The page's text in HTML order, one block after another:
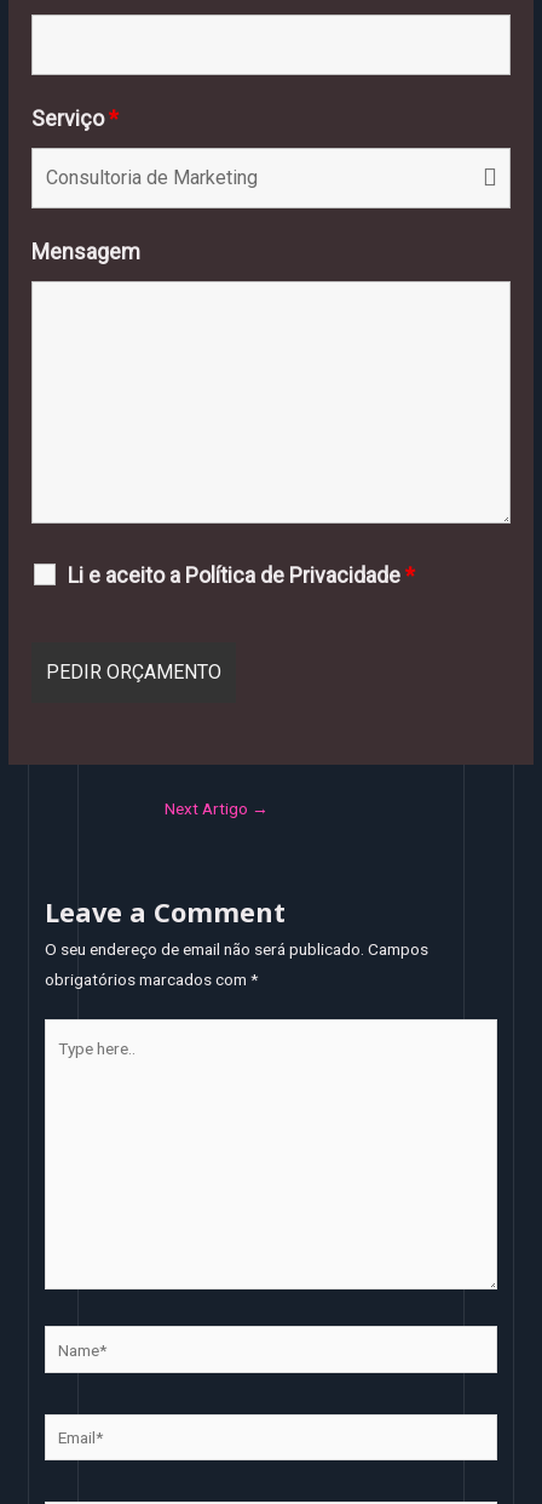
Serviço*
Mensagem
Li e aceito a Política de Privacidade*
Next Artigo →
Leave a Comment
O seu endereço de email não será publicado. Campos
obrigatórios marcados com *
here..